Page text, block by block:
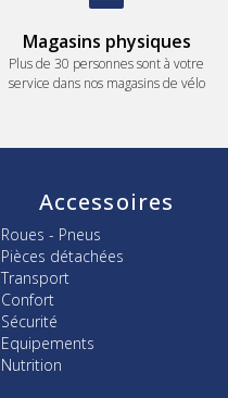
Magasins physiques
Plus de 30 personnes sont à votre
service dans nos magasins de vélo
Accessoires
Roues - Pneus
Pièces détachées
Transport
Confort
Sécurité
Equipements
Nutrition